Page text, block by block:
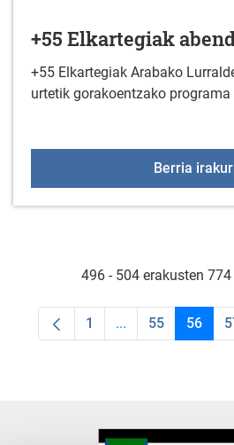
+55 Elkartegiak
+55 Elkartegiak Arabako
urtetik gorakoentzako
Berria
496 - 504 erakusten
Orrialdea
1 ...Intermediate
Orrialdea
55 56